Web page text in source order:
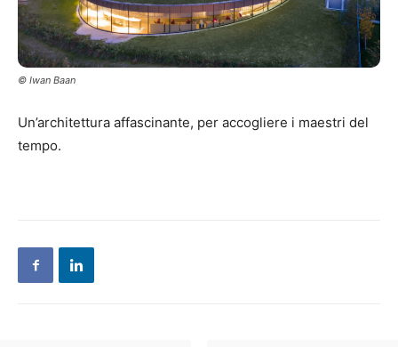
© Iwan Baan
Un’architettura affascinante, per accogliere i maestri del
tempo.